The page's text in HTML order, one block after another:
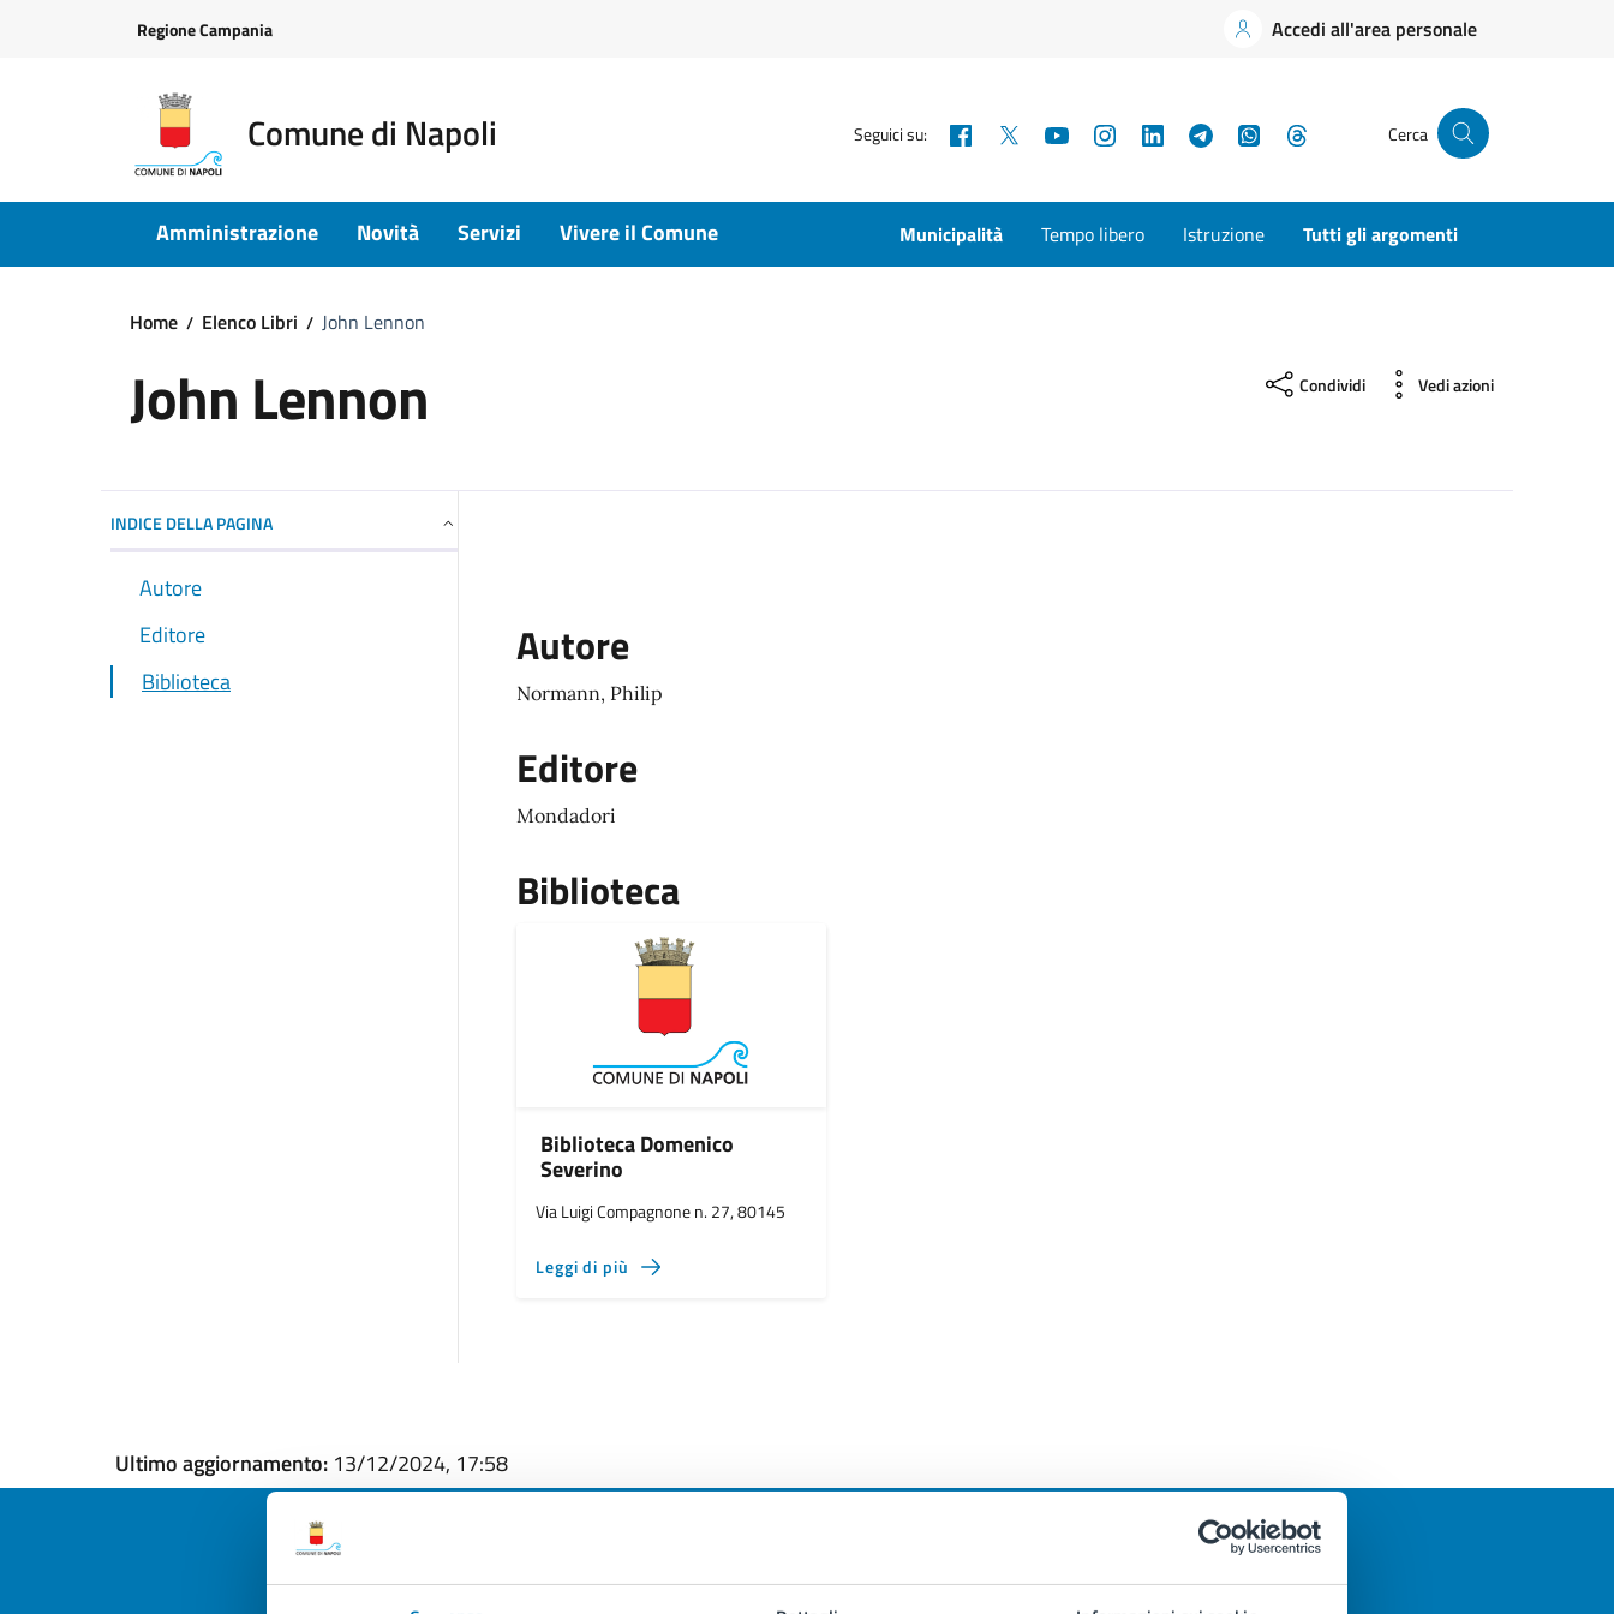
Regione Campania Accedi all'area personale
Comune di Napoli Seguici su: Facebook YouTubeInstagramLinkedInTelegramWhatsApp Cerca
Amministrazione Novità Servizi Vivere il Comune Municipalità Tempo libero Istruzione Tutti gli argomenti
Home Elenco Libri John Lennon
John Lennon Condividi Vedi azioni
INDICE DELLA PAGINA
Autore
Editore
Biblioteca
Autore
Normann, Philip
Editore
Mondadori
Biblioteca
Biblioteca Domenico
Severino
Via Luigi Compagnone n. 27, 80145
Leggi di più
Ultimo aggiornamento: 13/12/2024, 17:58